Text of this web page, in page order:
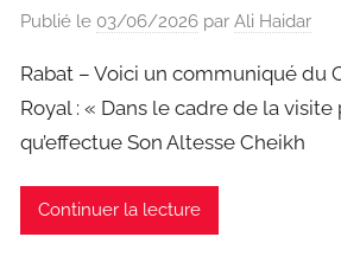
Publié le 03/06/2026 parAli Haidar
Rabat – Voici un communiqué du
Royal : « Dans le cadre de la visite
qu’effectue Son Altesse Cheikh
Continuer la lecture